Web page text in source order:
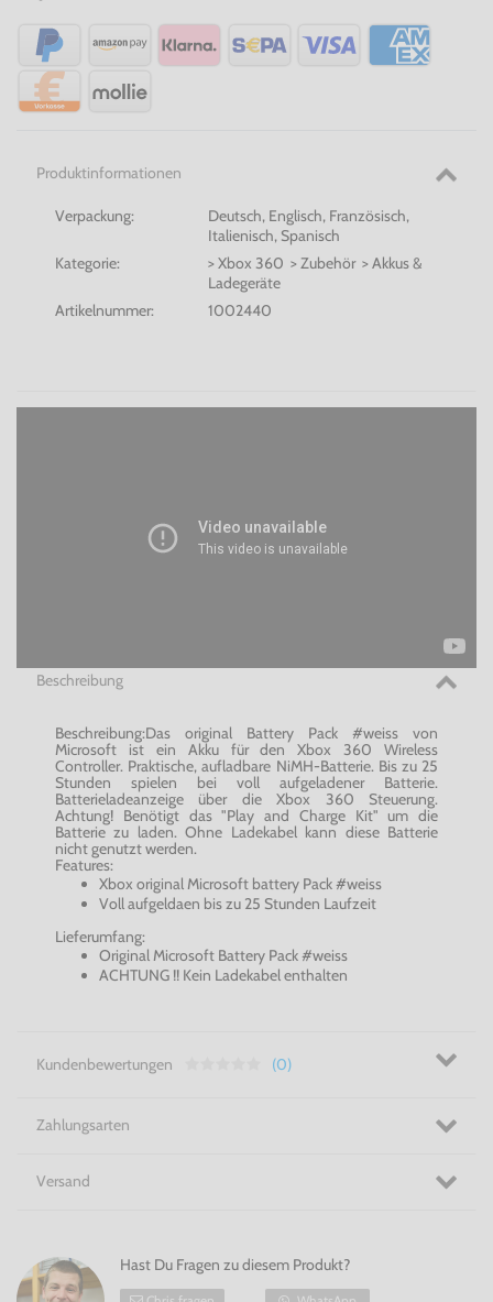
Produktinformationen
Verpackung:
Deutsch, Englisch, Französisch,
Italienisch, Spanisch
Kategorie:
> Xbox 360 > Zubehör > Akkus &
Ladegeräte
Artikelnummer:
1002440
Beschreibung
Beschreibung:Das original Battery Pack #weiss von
Microsoft ist ein Akku für den Xbox 360 Wireless
Controller. Praktische, aufladbare NiMH-Batterie. Bis zu 25
Stunden spielen bei voll aufgeladener Batterie.
Batterieladeanzeige über die Xbox 360 Steuerung.
Achtung! Benötigt das "Play and Charge Kit" um die
Batterie zu laden. Ohne Ladekabel kann diese Batterie
nicht genutzt werden.
Features:
Xbox original Microsoft battery Pack #weiss
Voll aufgeldaen bis zu 25 Stunden Laufzeit
Lieferumfang:
Original Microsoft Battery Pack #weiss
ACHTUNG !! Kein Ladekabel enthalten
Kundenbewertungen (0)
Zahlungsarten
Versand
Hast Du Fragen zu diesem Produkt?